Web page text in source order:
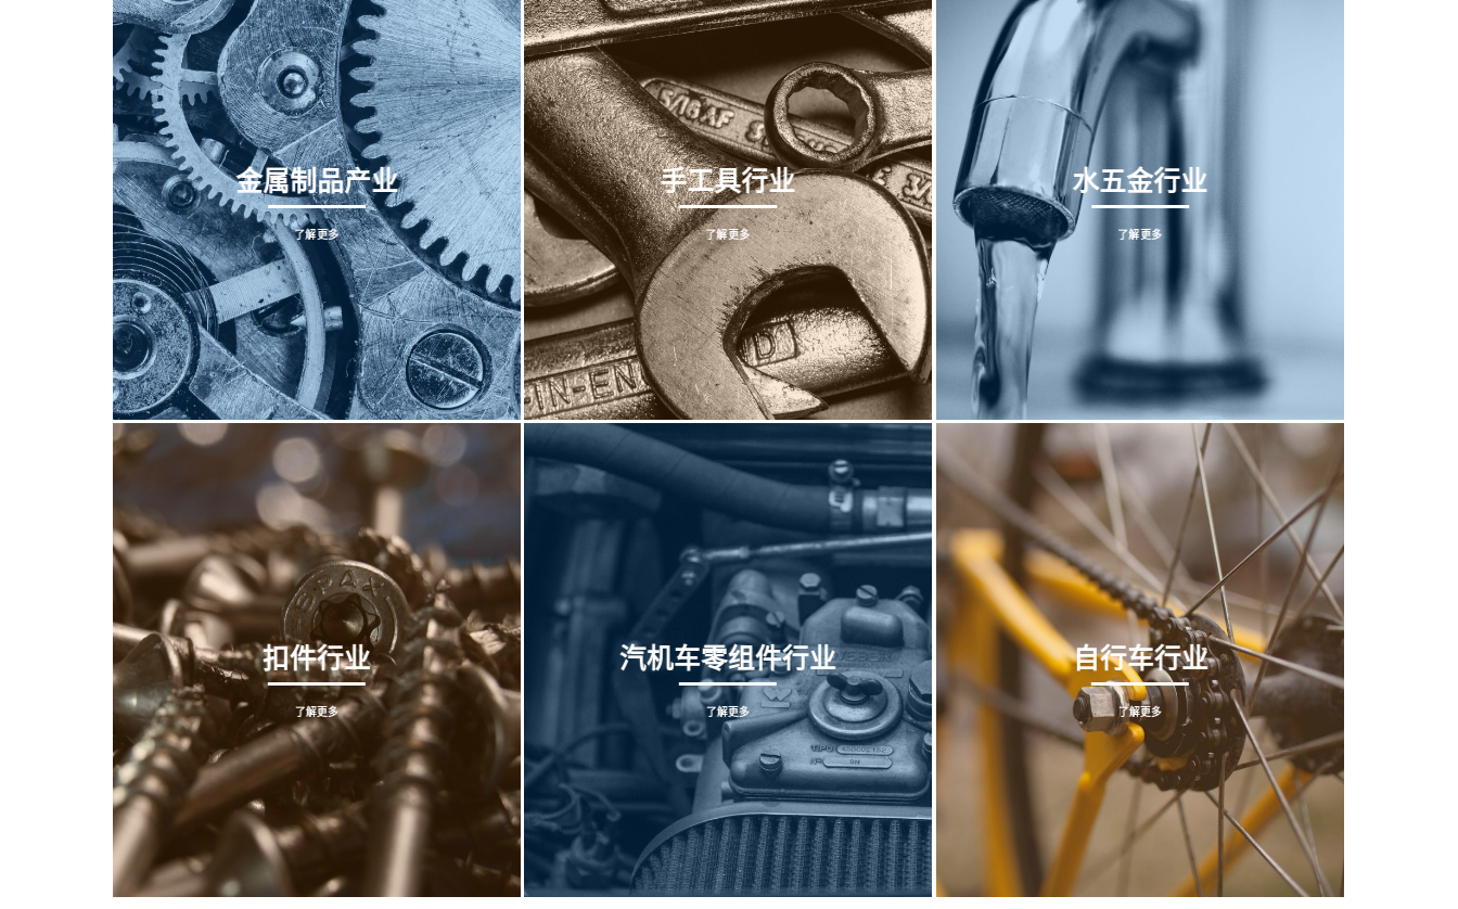
金属制品产业
了解更多
手工具行业
了解更多
水五金行业
了解更多
扣件行业
了解更多
汽机车零组件行业
了解更多
自行车行业
了解更多